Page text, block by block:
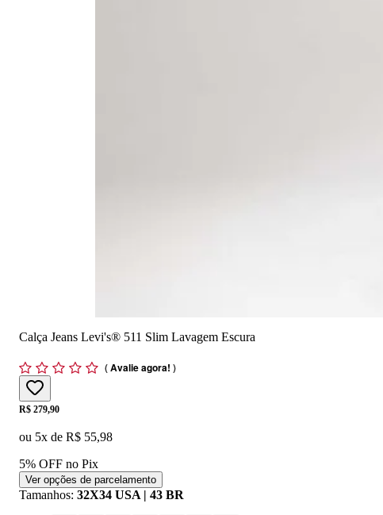
Calça Jeans Levi's® 511 Slim Lavagem Escura
(Avalie agora! )
Price:
R$ 279,90
ou 5x de R$ 55,98
5% OFF no Pix
Ver opções de parcelamento
Tamanhos: 32X34 USA | 43 BR